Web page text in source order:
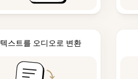
텍스트를 오디오로 변환